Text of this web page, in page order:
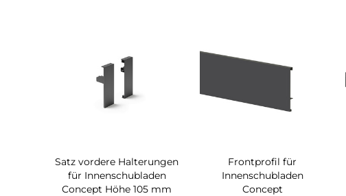
Satz vordere Halterungen
für Innenschubladen
Concept Höhe 105 mm
Frontprofil für
Innenschubladen
Concept